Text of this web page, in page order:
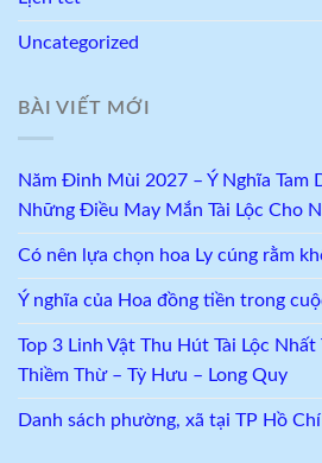
Uncategorized
BÀI VIẾT MỚI
Năm Đinh Mùi 2027 – Ý Nghĩa Tam
Những Điều May Mắn Tài Lộc Cho
Có nên lựa chọn hoa Ly cúng rằm
Ý nghĩa của Hoa đồng tiền trong
Top 3 Linh Vật Thu Hút Tài Lộc Nhất
Thiềm Thừ – Tỳ Hưu – Long Quy
Danh sách phường, xã tại TP Hồ